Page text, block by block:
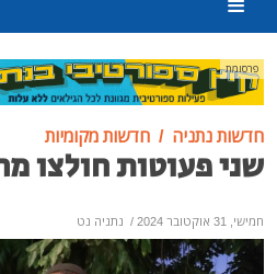
פרסומת
חדשות נתניה חדשות מקומיות
שני פעוטות חולצו
חמישי, 31 אוקטובר 2024 / נתניה נט